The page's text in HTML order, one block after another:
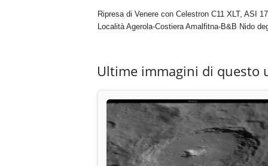
Ripresa di Venere con Celestron C11 XLT, ASI
Località Agerola-Costiera Amalfitna-B&B Nido
Ultime immagini di questo